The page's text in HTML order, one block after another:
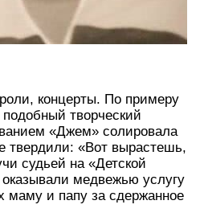
концерты. По примеру
творческий
«Джем» солировала
твердили: «Вот вырастешь,
судьей на «Детской
медвежью услугу
маму и папу за сдержанное